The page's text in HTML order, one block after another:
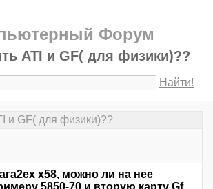
Форум
ATI и GF( для физики)??
Найти!
и GF( для физики)??
х58, можно ли на нее